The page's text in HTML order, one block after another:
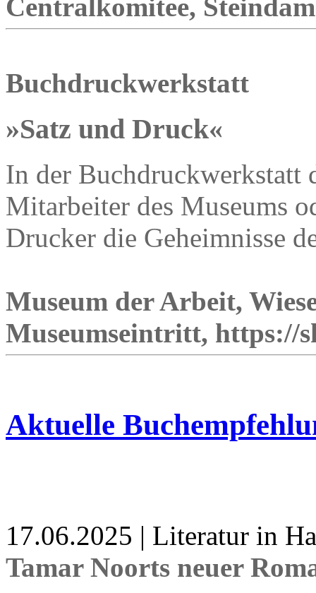
Centralkomitee,
Buchdruckwerkstatt
»Satz und Druck«
In der Buchdruckwerkstatt
Mitarbeiter des Museums
Drucker die Geheimnisse
Museum der Arbeit,
Museumseintritt, https://
Aktuelle
17.06.2025 | Literatur in
Tamar Noorts neuer